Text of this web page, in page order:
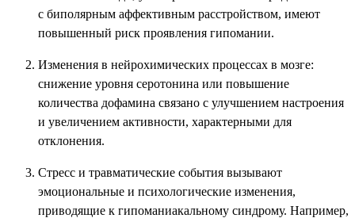
с биполярным аффективным расстройством, имеют
повышенный риск проявления гипомании.
Изменения в нейрохимических процессах в мозге:
снижение уровня серотонина или повышение
количества дофамина связано с улучшением настроения
и увеличением активности, характерными для
отклонения.
Стресс и травматические события вызывают
эмоциональные и психологические изменения,
приводящие к гипоманиакальному синдрому. Например,